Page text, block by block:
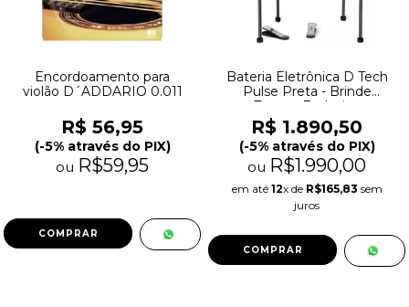
Encordoamento para
violão D´ADDARIO 0.011
R$ 56,95
(-5% através do PIX)
ou R$59,95
Bateria Eletrônica D Tech
Pulse Preta - Brinde
Tapete Exclusivo
R$ 1.890,50
(-5% através do PIX)
ou R$1.990,00
em até 12x de R$165,83 sem
juros